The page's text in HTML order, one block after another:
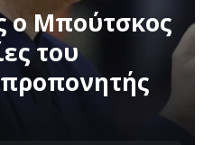
ο Μπούτσκος
του